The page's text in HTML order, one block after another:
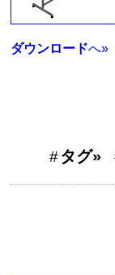
ダウンロードへ»
タグ»